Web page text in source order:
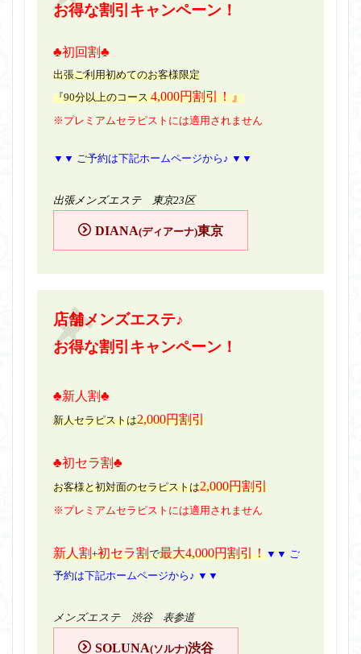
お得な割引キャンペーン！
♣初回割♣
出張ご利用初めてのお客様限定
『90分以上のコース4,000円割引！』
※プレミアムセラピストには適用されません
▼▼ ご予約は下記ホームページから♪ ▼▼
出張メンズエステ 東京23区
DIANA(ディアーナ)東京
店舗メンズエステ♪
お得な割引キャンペーン！
♣新人割♣
新人セラピストは2,000円割引
♣初セラ割♣
お客様と初対面のセラピストは2,000円割引
※プレミアムセラピストには適用されません
新人割+初セラ割で最大4,000円割引！▼▼ ご
予約は下記ホームページから♪ ▼▼
メンズエステ 渋谷 表参道
SOLUNA(ソルナ)渋谷